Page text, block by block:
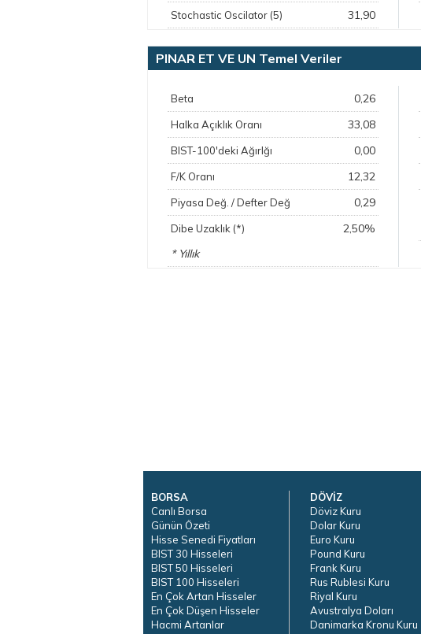
Stochastic Oscilator (5) 31,90
PINAR ET VE UN Temel Veriler
Beta 0,26
Halka Açıklık Oranı 33,08
BIST-100'deki Ağırlğı 0,00
F/K Oranı 12,32
Piyasa Değ. / Defter Değ 0,29
Dibe Uzaklık (*)
2,50%
* Yıllık
BORSA
Canlı Borsa
Günün Özeti
Hisse Senedi Fiyatları
BIST 30 Hisseleri
BIST 50 Hisseleri
BIST 100 Hisseleri
En Çok Artan Hisseler
En Çok Düşen Hisseler
Hacmi Artanlar
DÖVİZ
Döviz Kuru
Dolar Kuru
Euro Kuru
Pound Kuru
Frank Kuru
Rus Rublesi Kuru
Riyal Kuru
Avustralya Doları
Danimarka Kronu Kuru